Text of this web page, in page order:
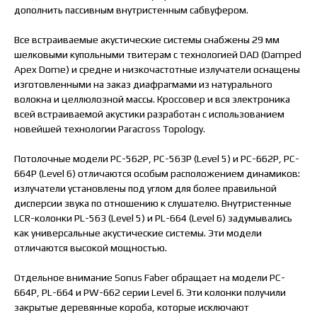
дополнить пассивным внутристенным сабвуфером.
Все встраиваемые акустические системы снабжены 29 мм
шелковыми купольными твитерам с технологией DAD (Damped
Apex Dome) и средне и низкочастотные излучатели оснащены
изготовленными на заказ диафрагмами из натурального
волокна и целлюлозной массы. Кроссовер и вся электроника
всей встраиваемой акустики разработан с использованием
новейшей технологии Paracross Topology.
Потолочные модели PC-562P, PC-563P (Level 5) и PC-662P, PC-
664P (Level 6) отличаются особым расположением динамиков:
излучатели установлены под углом для более правильной
дисперсии звука по отношению к слушателю. Внутристенные
LCR-колонки PL-563 (Level 5) и PL-664 (Level 6) задумывались
как универсальные акустические системы. Эти модели
отличаются высокой мощностью.
Отдельное внимание Sonus Faber обращает на модели PC-
664P, PL-664 и PW-662 серии Level 6. Эти колонки получили
закрытые деревянные короба, которые исключают